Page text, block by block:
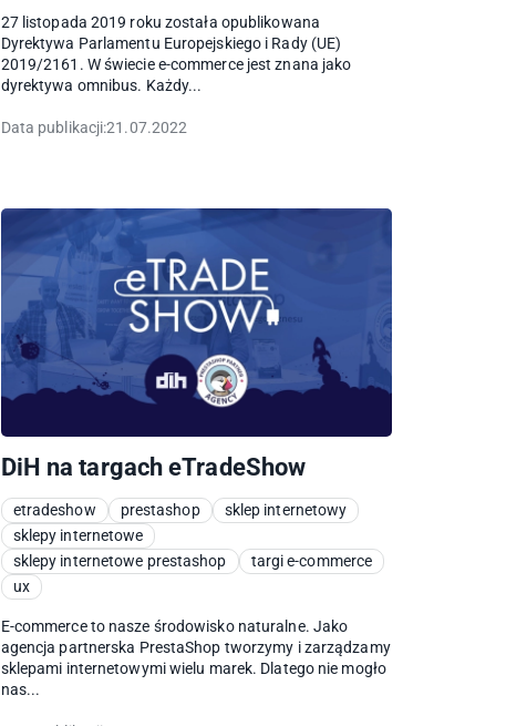
27 listopada 2019 roku została opublikowana
Dyrektywa Parlamentu Europejskiego i Rady (UE)
2019/2161. W świecie e-commerce jest znana jako
dyrektywa omnibus. Każdy...
Data publikacji:21.07.2022
DiH na targach eTradeShow
etradeshow prestashop
sklep internetowy
sklepy internetowe
sklepy internetowe prestashop
targi e-commerce
ux
E-commerce to nasze środowisko naturalne. Jako
agencja partnerska PrestaShop tworzymy i zarządzamy
sklepami internetowymi wielu marek. Dlatego nie mogło
nas...